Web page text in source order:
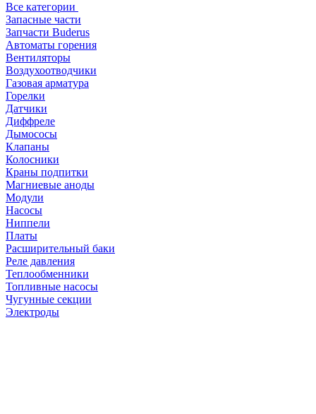
Все категории
Запасные части
Запчасти Buderus
Автоматы горения
Вентиляторы
Воздухоотводчики
Газовая арматура
Горелки
Датчики
Диффреле
Дымососы
Клапаны
Колосники
Краны подпитки
Магниевые аноды
Модули
Насосы
Ниппели
Платы
Расширительный баки
Реле давления
Теплообменники
Топливные насосы
Чугунные секции
Электроды